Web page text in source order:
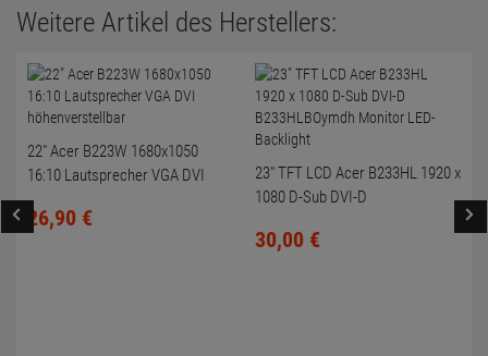
Weitere Artikel des Herstellers:
22" Acer B223W 1680x1050
16:10 Lautsprecher VGA DVI
höhenverstellbar
26,90 €
23" TFT LCD Acer B233HL 1920 x
1080 D-Sub DVI-D
Backlight
30,00 €